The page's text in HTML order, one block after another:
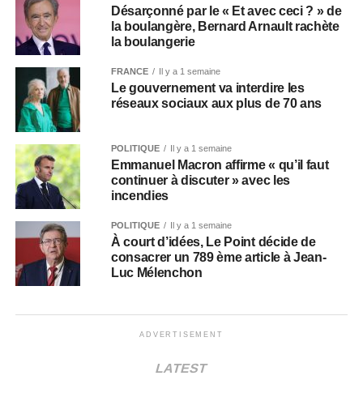
Désarçonné par le « Et avec ceci ? » de
la boulangère, Bernard Arnault rachète
la boulangerie
FRANCE Il y a 1 semaine
Le gouvernement va interdire les
réseaux sociaux aux plus de 70 ans
POLITIQUE Il y a 1 semaine
Emmanuel Macron affirme « qu’il faut
continuer à discuter » avec les
incendies
POLITIQUE Il y a 1 semaine
À court d’idées, Le Point décide de
consacrer un 789 ème article à Jean-
Luc Mélenchon
ADVERTISEMENT
LATEST